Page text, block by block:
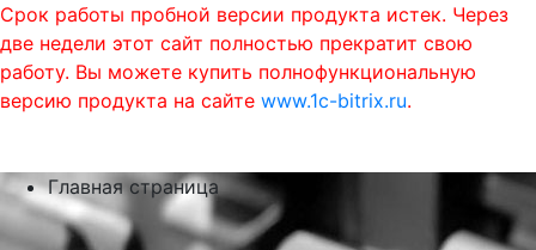
Срок работы пробной версии продукта истек. Через
две недели этот сайт полностью прекратит свою
работу. Вы можете купить полнофункциональную
версию продукта на сайте www.1c-bitrix.ru.
Главная страница